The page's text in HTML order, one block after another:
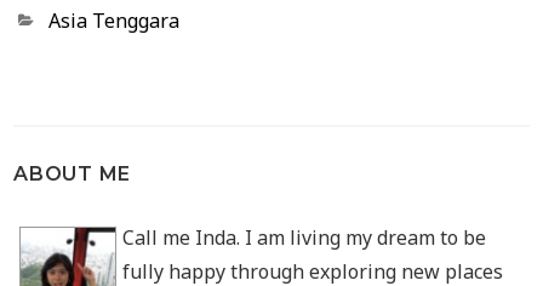
Categories
Asia Tenggara
ABOUT ME
Call me Inda. I am living my dream to be
fully happy through exploring new places